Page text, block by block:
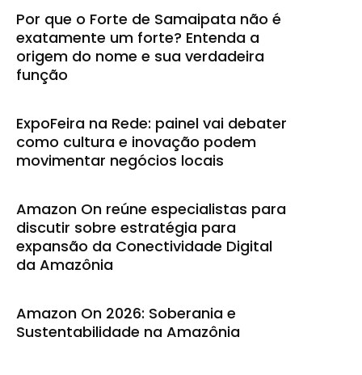
Por que o Forte de Samaipata não é
exatamente um forte? Entenda a
origem do nome e sua verdadeira
função
ExpoFeira na Rede: painel vai debater
como cultura e inovação podem
movimentar negócios locais
Amazon On reúne especialistas para
discutir sobre estratégia para
expansão da Conectividade Digital
da Amazônia
Amazon On 2026: Soberania e
Sustentabilidade na Amazônia